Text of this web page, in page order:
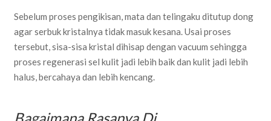
Sebelum proses pengikisan, mata dan telingaku ditutup dong
agar serbuk kristalnya tidak masuk kesana. Usai proses
tersebut, sisa-sisa kristal dihisap dengan vacuum sehingga
proses regenerasi sel kulit jadi lebih baik dan kulit jadi lebih
halus, bercahaya dan lebih kencang.
Bagaimana Rasanya Di